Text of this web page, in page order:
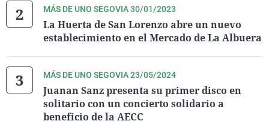
MÁS DE UNO SEGOVIA 30/01/2023
La Huerta de San Lorenzo abre un nuevo
establecimiento en el Mercado de La Albuera
MÁS DE UNO SEGOVIA 23/05/2024
Juanan Sanz presenta su primer disco en
solitario con un concierto solidario a
beneficio de la AECC